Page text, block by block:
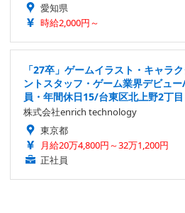
愛知県
時給2,000円～
「27卒」ゲームイラスト・キャラ
ントスタッフ・ゲーム業界デビュ
員・年間休日15/台東区北上野2丁目
株式会社enrich technology
東京都
月給20万4,800円～32万1,200円
正社員